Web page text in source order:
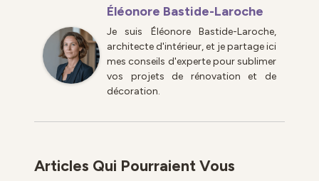
Éléonore Bastide-Laroche
Je suis Éléonore Bastide-Laroche,
architecte d'intérieur, et je partage ici
mes conseils d'experte pour sublimer
vos projets de rénovation et de
décoration.
Articles Qui Pourraient Vous